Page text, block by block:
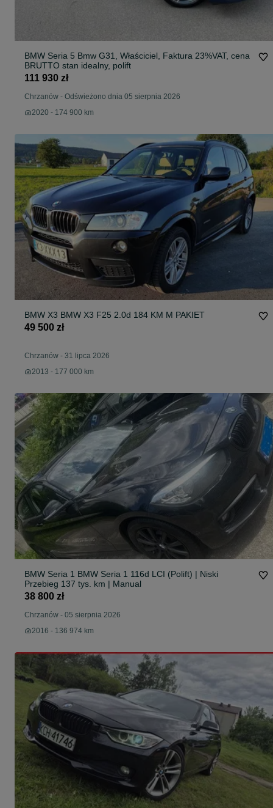
BMW Seria 5 Bmw G31, Właściciel, Faktura 23%VAT, cena
BRUTTO stan idealny, polift
111 930 zł
Chrzanów - Odświeżono dnia 05 sierpnia 2026
2020 - 174 900 km
BMW X3 BMW X3 F25 2.0d 184 KM M PAKIET
49 500 zł
Chrzanów - 31 lipca 2026
2013 - 177 000 km
BMW Seria 1 BMW Seria 1 116d LCI (Polift) | Niski
Przebieg 137 tys. km | Manual
38 800 zł
Chrzanów - 05 sierpnia 2026
2016 - 136 974 km